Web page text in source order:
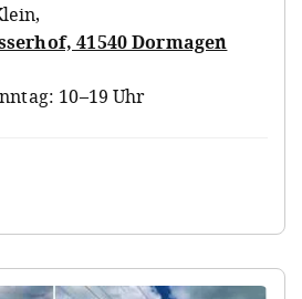
,
41540 Dormagen
10–19 Uhr